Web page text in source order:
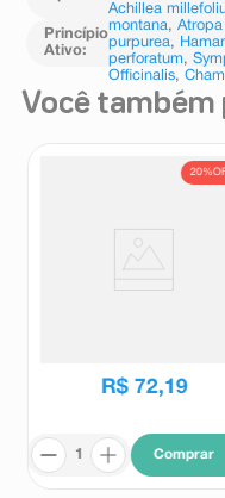
Princípio
Ativo:
Achillea
montana,
purpurea,
perforatum,
Officinalis,
Você também
20%
R$ 72,19
Comprar